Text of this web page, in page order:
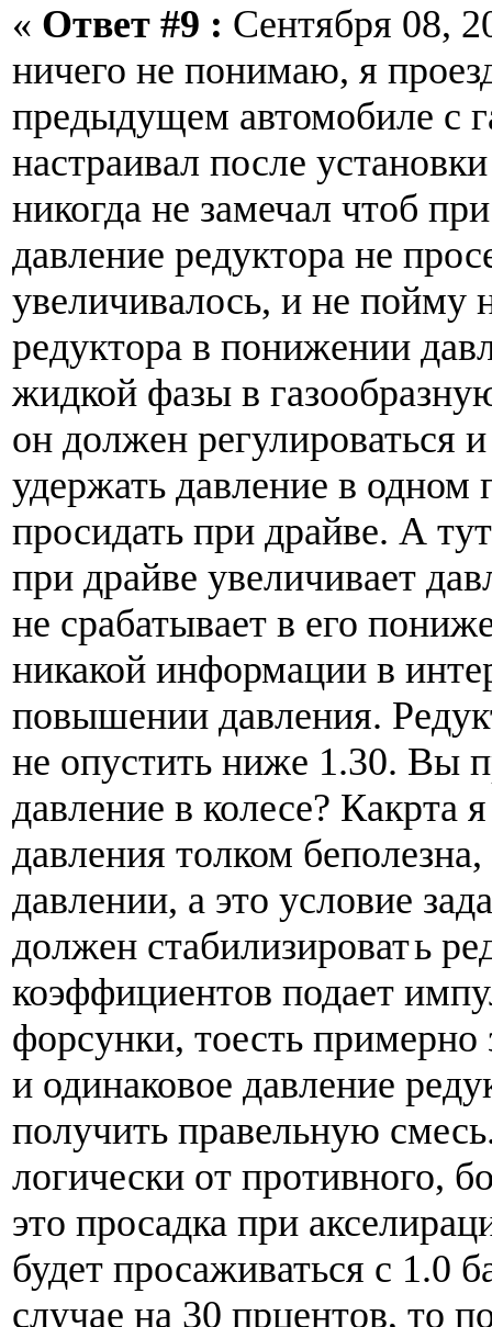
« Ответ #9 : Сентября 08,
ничего не понимаю, я
предыдущем автомобиле с
настраивал после
никогда не замечал чтоб
давление редуктора не
увеличивалось, и не пойму
редуктора в понижении
жидкой фазы в
он должен регулироваться и
удержать давление в
просидать при драйве. А
при драйве увеличивает
не срабатывает в его
никакой информации в
повышении давления.
не опустить ниже 1.30. Вы
давление в колесе? Какрта
давления толком
давлении, а это условие
должен стабилизировать
коэффициентов подает
форсунки, тоесть примерно
и одинаковое давление
получить правельную
логически от противного,
это просадка при
будет просаживаться с 1.0
случае на 30 прцентов, то